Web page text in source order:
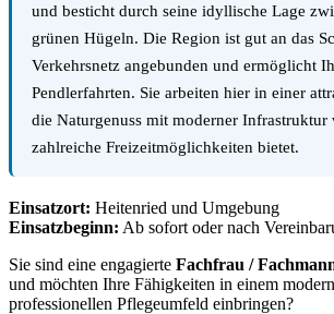
und besticht durch seine idyllische Lage
grünen Hügeln. Die Region ist gut an das
Verkehrsnetz angebunden und ermöglicht
Pendlerfahrten. Sie arbeiten hier in einer
die Naturgenuss mit moderner Infrastruktur
zahlreiche Freizeitmöglichkeiten bietet.
Einsatzort: Heitenried und Umgebung
Einsatzbeginn: Ab sofort oder nach
Sie sind eine engagierte Fachfrau /
und möchten Ihre Fähigkeiten in einem
professionellen Pflegeumfeld einbringen?